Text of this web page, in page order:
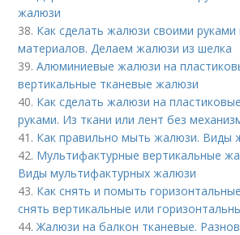
жалюзи
38. Как сделать жалюзи своими руками
материалов. Делаем жалюзи из шелка
39.Алюминиевые жалюзи на
вертикальные тканевые жалюзи
40. Как сделать жалюзи на
руками. Из ткани или лент без
41. Как правильно мыть жалюзи. Виды
42. Мультифактурные вертикальные
Виды мультифактурных жалюзи
43. Как снять и помыть
снять вертикальные или
44.Жалюзи на балкон тканевые.